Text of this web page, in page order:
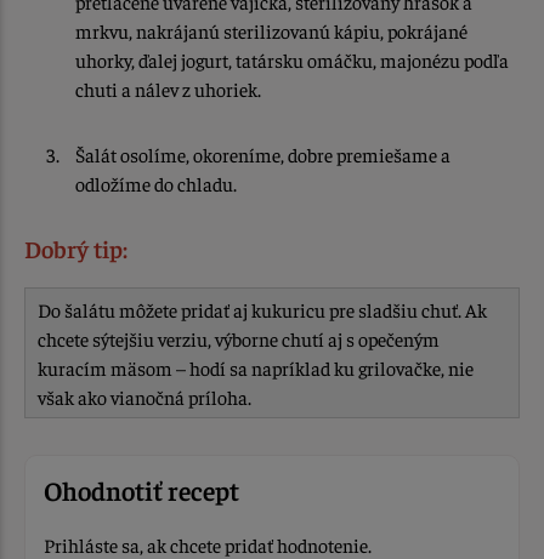
mrkvu, nakrájanú sterilizovanú kápiu, pokrájané
uhorky, ďalej jogurt, tatársku omáčku, majonézu podľa
chuti a nálev z uhoriek.
Šalát osolíme, okoreníme, dobre premiešame a
odložíme do chladu.
Dobrý tip:
Do šalátu môžete pridať aj kukuricu pre sladšiu chuť. Ak
chcete sýtejšiu verziu, výborne chutí aj s opečeným
kuracím mäsom – hodí sa napríklad ku grilovačke, nie
však ako vianočná príloha.
Ohodnotiť recept
Prihláste sa, ak chcete pridať hodnotenie.